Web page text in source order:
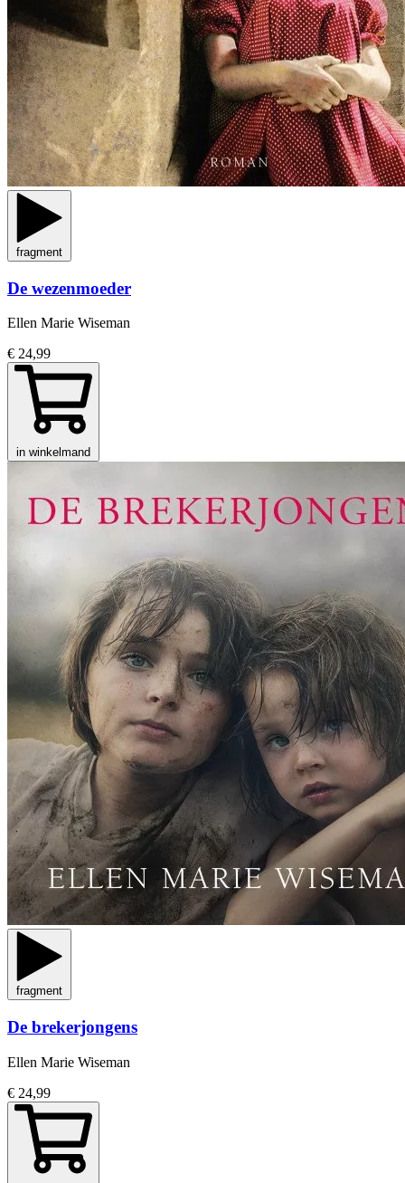
fragment
De wezenmoeder
Ellen Marie Wiseman
€ 24,99
in winkelmand
fragment
De brekerjongens
Ellen Marie Wiseman
€ 24,99